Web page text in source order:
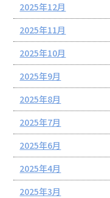
2025年12月
2025年11月
2025年10月
2025年9月
2025年8月
2025年7月
2025年6月
2025年4月
2025年3月